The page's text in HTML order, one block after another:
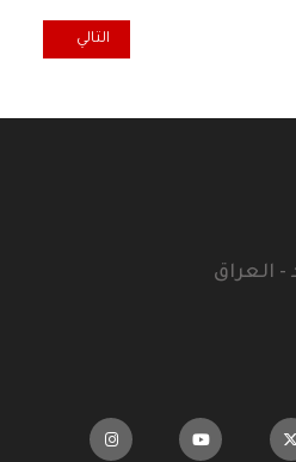
تمثالا شامخا للشاعر الكبير الراحل
المقال التالي:
التالي
العراق